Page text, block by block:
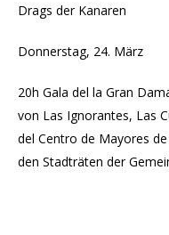
Drags der Kanaren
Donnerstag, 24. März
20h Gala del la Gran
von Las Ignorantes, Las
del Centro de Mayores
den Stadträten der